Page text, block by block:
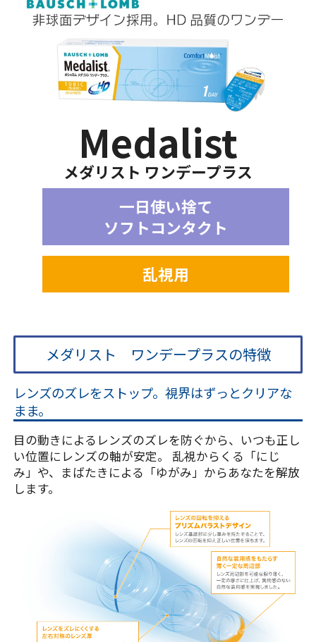
Medalist
メダリスト ワンデープラス
一日使い捨て
ソフトコンタクト
乱視用
メダリスト ワンデープラスの特徴
レンズのズレをストップ。視界はずっとクリアな
まま。
目の動きによるレンズのズレを防ぐから、いつも正し
い位置にレンズの軸が安定。 乱視からくる「にじ
み」や、まばたきによる「ゆがみ」からあなたを解放
します。